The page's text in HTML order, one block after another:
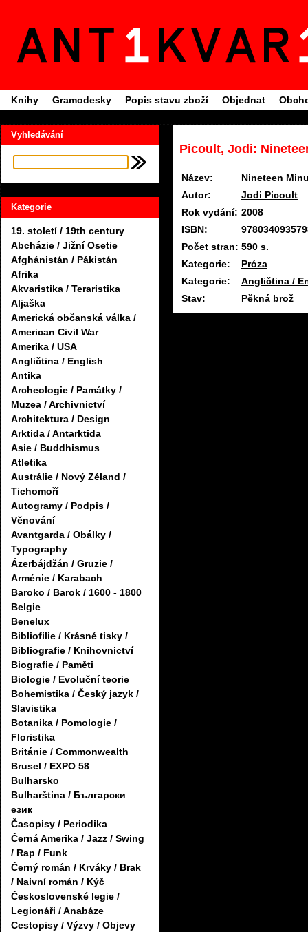
Knihy Gramodesky Popis stavu zboží Objednat
Vyhledávání
Kategorie
19. století / 19th century
Abcházie / Jižní Osetie
Afghánistán / Pákistán
Afrika
Akvaristika / Teraristika
Aljaška
Americká občanská válka /
American Civil War
Amerika / USA
Angličtina / English
Antika
Archeologie / Památky /
Muzea / Archivnictví
Architektura / Design
Arktida / Antarktida
Asie / Buddhismus
Atletika
Austrálie / Nový Zéland /
Tichomoří
Autogramy / Podpis /
Věnování
Avantgarda / Obálky /
Typography
Ázerbájdžán / Gruzie /
Arménie / Karabach
Baroko / Barok / 1600 - 1800
Belgie
Benelux
Bibliofilie / Krásné tisky /
Bibliografie / Knihovnictví
Biografie / Paměti
Biologie / Evoluční teorie
Bohemistika / Český jazyk /
Slavistika
Botanika / Pomologie /
Floristika
Británie / Commonwealth
Brusel / EXPO 58
Bulharsko
Bulharština / Български
език
Časopisy / Periodika
Černá Amerika / Jazz / Swing
/ Rap / Funk
Černý román / Krváky / Brak
/ Naivní román / Kýč
Československé legie /
Legionáři / Anabáze
Cestopisy / Výzvy / Objevy
Picoult, Jodi:
Název:
Nineteen
Autor:
Jodi Picoult
Rok vydání: 2008
ISBN:
Počet stran: 590 s.
Kategorie:
Próza
Kategorie:
Angličtina /
Stav:
Pěkná brož